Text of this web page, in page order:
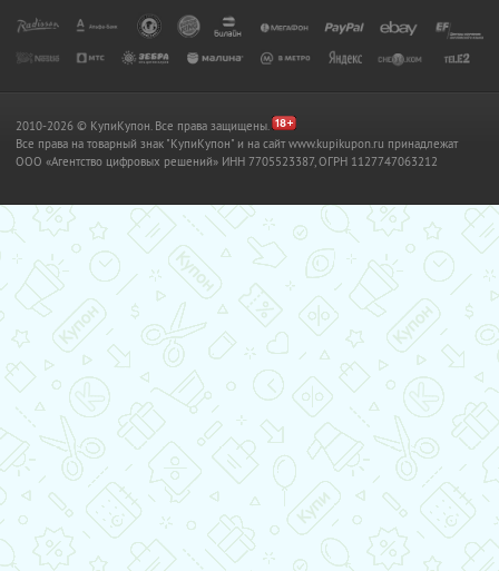
2010-2026 © КупиКупон. Все права защищены.
Все права на товарный знак "КупиКупон" и на сайт www.kupikupon.ru принадлежат
OOO «Агентство цифровых решений» ИНН 7705523387, ОГРН 1127747063212